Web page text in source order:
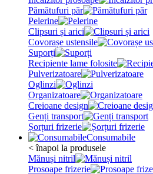
Pămătufuri păr
Pelerine
Clipsuri și arici
Covorașe ustensile
Suporți
Recipiente lame folosite
Pulverizatoare
Oglinzi
Organizatoare
Creioane design
Genți transport
Șorțuri frizerie
Consumabile
< înapoi la produsele
Mănuși nitril
Prosoape frizerie